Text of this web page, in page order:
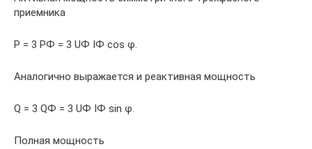
приемника
P = 3 PФ = 3 UФ IФ cos φ.
Аналогично выражается и реактивная мощность
Q = 3 QФ = 3 UФ IФ sin φ.
Полная мощность